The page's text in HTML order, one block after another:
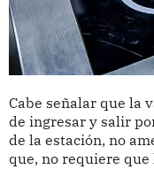
Cabe señalar que la
de ingresar y salir
de la estación, no
que, no requiere